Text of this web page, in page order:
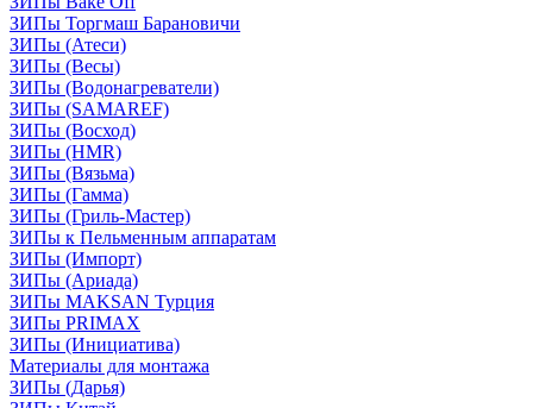
ЗИПы Торгмаш Барановичи
ЗИПы (Атеси)
ЗИПы (Весы)
ЗИПы (Водонагреватели)
ЗИПы (SAMAREF)
ЗИПы (Восход)
ЗИПы (HMR)
ЗИПы (Вязьма)
ЗИПы (Гамма)
ЗИПы (Гриль-Мастер)
ЗИПы к Пельменным аппаратам
ЗИПы (Импорт)
ЗИПы (Ариада)
ЗИПы MAKSAN Турция
ЗИПы PRIMAX
ЗИПы (Инициатива)
Материалы для монтажа
ЗИПы (Дарья)